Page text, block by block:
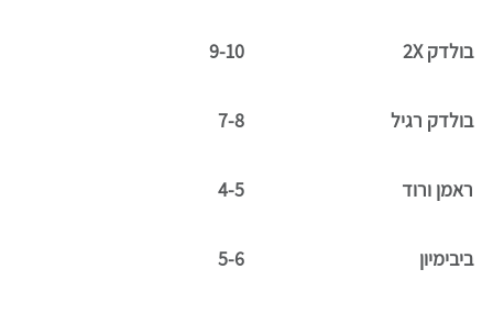
בולדק 2X 9-10
בולדק רגיל 7-8
ראמן ורוד 4-5
ביבימיון 5-6